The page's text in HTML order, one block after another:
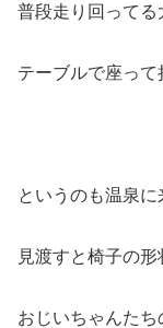
普段走り回ってる
テーブルで座って
というのも温泉に
見渡すと椅子の形
おじいちゃんたち